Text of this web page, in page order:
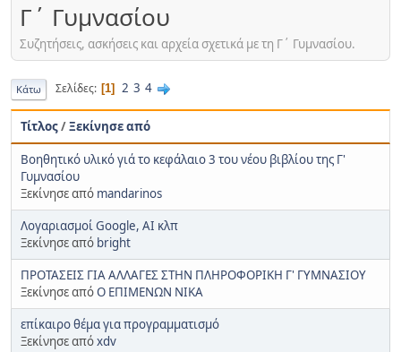
Γ΄ Γυμνασίου
Συζητήσεις, ασκήσεις και αρχεία σχετικά με τη Γ΄ Γυμνασίου.
Κάτω Σελίδες 1 2 3 4
Τίτλος/Ξεκίνησε από
Βοηθητικό υλικό γιά το κεφάλαιο 3 του νέου βιβλίου της Γ'
Γυμνασίου
Ξεκίνησε από mandarinos
Λογαριασμοί Google, AI κλπ
Ξεκίνησε από bright
ΠΡΟΤΑΣΕΙΣ ΓΙΑ ΑΛΛΑΓΕΣ ΣΤΗΝ ΠΛΗΡΟΦΟΡΙΚΗ Γ' ΓΥΜΝΑΣΙΟΥ
Ξεκίνησε απόΟ ΕΠΙΜΕΝΩΝ ΝΙΚΑ
επίκαιρο θέμα για προγραμματισμό
Ξεκίνησε απόxdv